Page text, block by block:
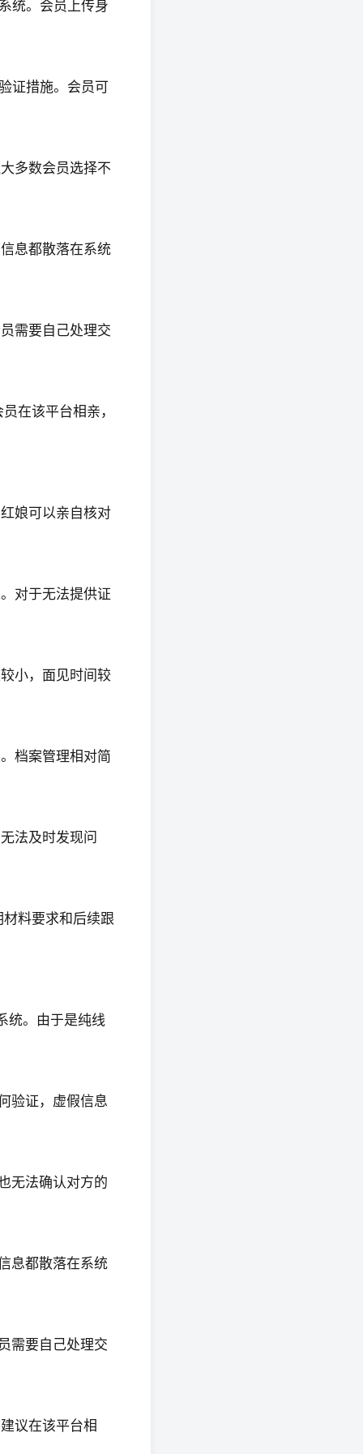
统。会员上传身
证措施。会员可
多数会员选择不
息都散落在系统
需要自己处理交
在该平台相亲，
娘可以亲自核对
对于无法提供证
小，面见时间较
档案管理相对简
法及时发现问
料要求和后续跟
统。由于是纯线
验证，虚假信息
无法确认对方的
息都散落在系统
需要自己处理交
议在该平台相